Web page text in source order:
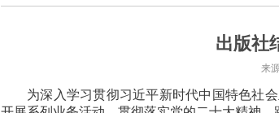
出版社
来
为深入学习贯彻习近平新时代中国特色社